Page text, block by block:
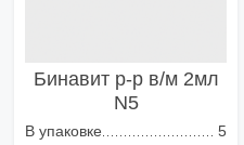
Бинавит р-р в/м 2мл
N5
В упаковке 5